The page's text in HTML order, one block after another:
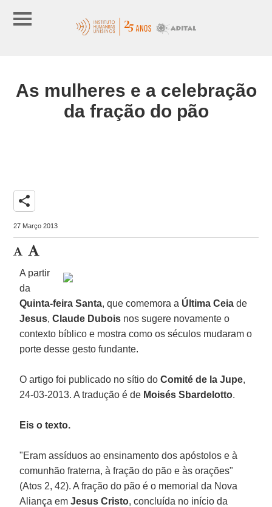
As mulheres e a celebração
da fração do pão
share
27 Março 2013
A partir
da
Quinta-feira Santa, que comemora a Última Ceiade
Jesus,Claude Dubois nos sugere novamente o
contexto bíblico e mostra como os séculos mudaram o
porte desse gesto fundante.
O artigo foi publicado no sítio doComité de la Jupe,
24-03-2013. A tradução é de Moisés Sbardelotto.
Eis o texto.
"Eram assíduos ao ensinamento dos apóstolos e à
comunhão fraterna, à fração do pão e às orações"
(Atos 2, 42). A fração do pão é o memorial da Nova
Aliança emJesus Cristo, concluída no início da